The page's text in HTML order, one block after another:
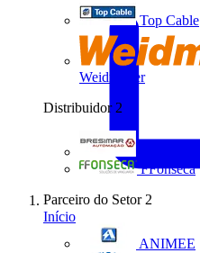
Top Cable
Weidmüller
Distribuidor 2
FFonseca
Parceiro do Setor 2
ANIMEE
Início